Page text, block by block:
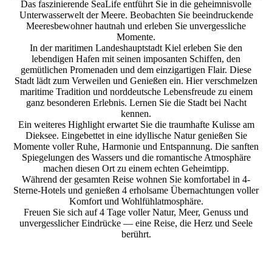
Das faszinierende SeaLife entführt Sie in die geheimnisvolle
Unterwasserwelt der Meere. Beobachten Sie beeindruckende
Meeresbewohner hautnah und erleben Sie unvergessliche
Momente.
In der maritimen Landeshauptstadt Kiel erleben Sie den
lebendigen Hafen mit seinen imposanten Schiffen, den
gemütlichen Promenaden und dem einzigartigen Flair. Diese
Stadt lädt zum Verweilen und Genießen ein. Hier verschmelzen
maritime Tradition und norddeutsche Lebensfreude zu einem
ganz besonderen Erlebnis. Lernen Sie die Stadt bei Nacht
kennen.
Ein weiteres Highlight erwartet Sie die traumhafte Kulisse am
Dieksee. Eingebettet in eine idyllische Natur genießen Sie
Momente voller Ruhe, Harmonie und Entspannung. Die sanften
Spiegelungen des Wassers und die romantische Atmosphäre
machen diesen Ort zu einem echten Geheimtipp.
Während der gesamten Reise wohnen Sie komfortabel in 4-
Sterne-Hotels und genießen 4 erholsame Übernachtungen voller
Komfort und Wohlfühlatmosphäre.
Freuen Sie sich auf 4 Tage voller Natur, Meer, Genuss und
unvergesslicher Eindrücke — eine Reise, die Herz und Seele
berührt.